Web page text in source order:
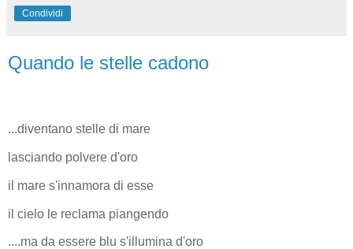
Condividi
Quando le stelle cadono
...diventano stelle di mare
lasciando polvere d'oro
il mare s'innamora di esse
il cielo le reclama piangendo
....ma da essere blu s'illumina d'oro